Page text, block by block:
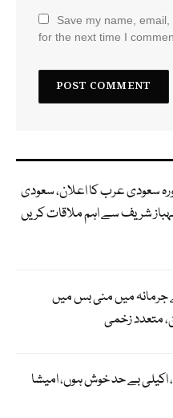
Save my name,
for the next time I
سعودی عرب کا اعلان، سعودی
شریف سے اہم ملاقات کریں
میں منی بس میں
اکیلی بے حد خوش ہوں، امیشا